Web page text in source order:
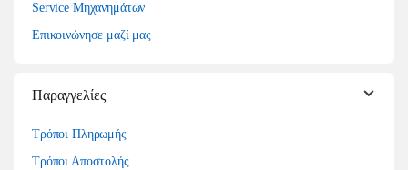
Service Μηχανημάτων
Επικοινώνησε μαζί μας
Παραγγελίες
Τρόποι Πληρωμής
Τρόποι Αποστολής